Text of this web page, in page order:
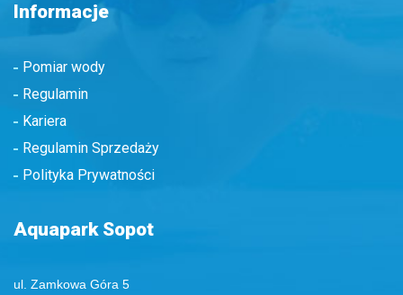
Informacje
Pomiar wody
Regulamin
Kariera
Regulamin Sprzedaży
Polityka Prywatności
Aquapark Sopot
ul. Zamkowa Góra 5